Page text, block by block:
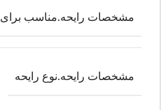
مشخصات رایحه.مناسب برای
مشخصات رایحه.نوع رایحه